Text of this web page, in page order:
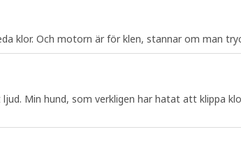
klor. Och motorn är för klen, stannar om man
Min hund, som verkligen har hatat att klippa